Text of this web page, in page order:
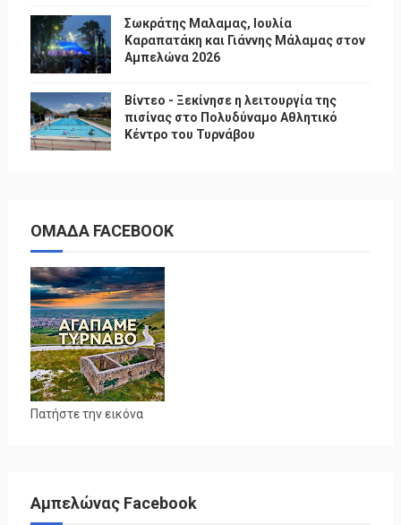
Σωκράτης Μαλαμας, Ιουλία
Καραπατάκη και Γιάννης Μάλαμας στον
Αμπελώνα 2026
Βίντεο - Ξεκίνησε η λειτουργία της
πισίνας στο Πολυδύναμο Αθλητικό
Κέντρο του Τυρνάβου
ΟΜΑΔΑ FACEBOOK
Πατήστε την εικόνα
Αμπελώνας Facebook